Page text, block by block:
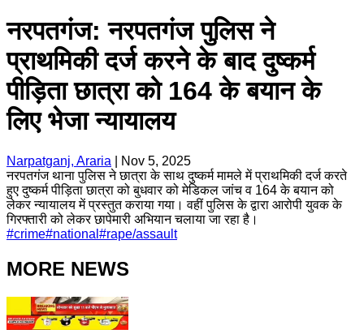
नरपतगंज: नरपतगंज पुलिस ने
प्राथमिकी दर्ज करने के बाद दुष्कर्म
पीड़िता छात्रा को 164 के बयान के
लिए भेजा न्यायालय
Narpatganj, Araria
Nov 5, 2025
नरपतगंज थाना पुलिस ने छात्रा के साथ दुष्कर्म मामले में प्राथमिकी दर्ज करते
हुए दुष्कर्म पीड़िता छात्रा को बुधवार को मेडिकल जांच व 164 के बयान को
लेकर न्यायालय में प्रस्तुत कराया गया। वहीं पुलिस के द्वारा आरोपी युवक के
गिरफ्तारी को लेकर छापेमारी अभियान चलाया जा रहा है।
#crime#national #rape/assault
MORE NEWS